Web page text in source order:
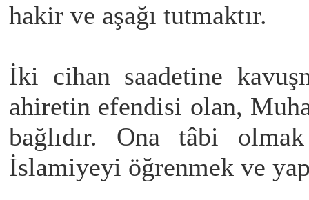
hakir ve aşağı tutmaktır.
İki cihan saadetine
ahiretin efendisi olan,
bağlıdır. Ona tâbi
İslamiyeyi öğrenmek ve